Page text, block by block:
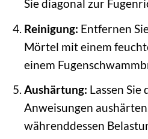
Sie diagonal zur
Reinigung: Entfernen
Mörtel mit einem
einem
Aushärtung: Lassen
Anweisungen
währenddessen